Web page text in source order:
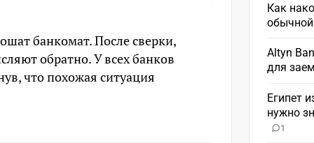
банкомат. После сверки,
обратно. У всех банков
что похожая ситуация
Как
Altyn
для
Египет
нужно
1